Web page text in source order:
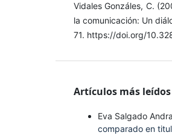
Vidales Gonzáles, C.
la comunicación: Un
71. https://doi.org/
Artículos más
Eva Salgado
comparado en